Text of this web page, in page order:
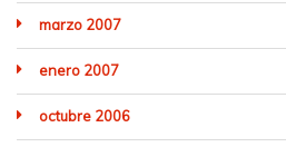
marzo 2007
enero 2007
octubre 2006